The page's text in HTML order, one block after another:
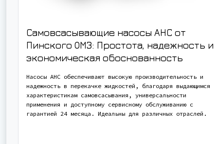
Самовсасывающие насосы АНС от
Пинского ОМЗ: Простота, надежность и
экономическая обоснованность
Насосы АНС обеспечивают высокую производительность и
надежность в перекачке жидкостей, благодаря выдающимся
характеристикам самовсасывания, универсальности
применения и доступному сервисному обслуживанию с
гарантией 24 месяца. Идеальны для различных отраслей.